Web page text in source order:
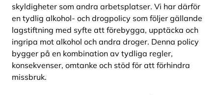
skyldigheter som andra arbetsplatser. Vi har därför
en tydlig alkohol- och drogpolicy som följer gällande
lagstiftning med syfte att förebygga, upptäcka och
ingripa mot alkohol och andra droger. Denna policy
bygger på en kombination av tydliga regler,
konsekvenser, omtanke och stöd för att förhindra
missbruk.